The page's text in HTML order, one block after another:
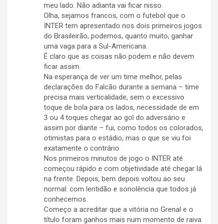
meu lado. Não adianta vai ficar nisso.
Olha, sejamos francos, com o futebol que o
INTER tem apresentado nos dois primeiros jogos
do Brasileirão, podemos, quanto muito, ganhar
uma vaga para a Sul-Americana.
É claro que as coisas não podem e não devem
ficar assim.
Na esperança de ver um time melhor, pelas
declarações do Falcão durante a semana – time
precisa mais verticalidade, sem o excessivo
toque de bola para os lados, necessidade de em
3 ou 4 toques chegar ao gol do adversário e
assim por diante – fui, como todos os colorados,
otimistas para o estádio, mas o que se viu foi
exatamente o contrário.
Nos primeiros minutos de jogo o INTER até
começou rápido e com objetividade até chegar lá
na frente. Depois, bem depois voltou ao seu
normal: com lentidão e sonolência que todos já
conhecemos.
Começo a acreditar que a vitória no Grenal e o
título foram ganhos mais num momento de raiva